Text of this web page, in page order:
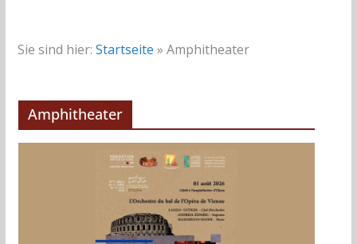
Sie sind hier: Startseite » Amphitheater
Amphitheater